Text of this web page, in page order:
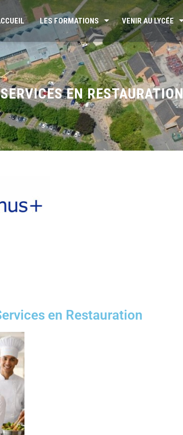
LES FORMATIONS VENIR AU LYCÉE
EN RESTAURATION
en Restauration